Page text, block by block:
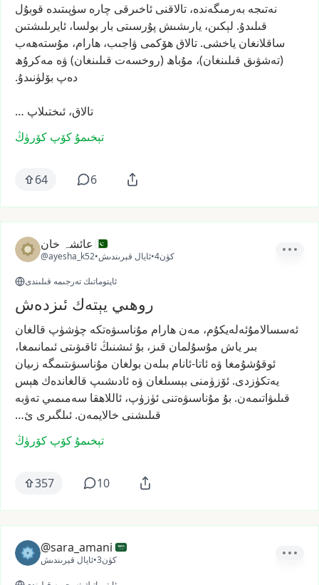
نەتىجە بەرمىگەندە، تالاقنى ئاخىرقى چارە سۈپىتىدە قوبۇل
قىلىدۇ. لېكىن، يارىشىش پۇرسىتى بار بولسا، ئايرىلىشتىن
ساقلانغان ياخشى. تالاقھۆكمى ۋاجىب، ھارام، مۇستەھەب
(تەشۋىق قىلىنغان)، مۇباھ (روخسەت قىلىنغان) ۋە مەكرۇھ
دەپ بۆلۈنىدۇ.
تالاق، ئىختىلاپ …
تېخىمۇ كۆپ كۆرۈڭ
64 6
عائشہ خان
@ayesha_k52•ئايال قېرىندىش• 4كۈن
ئاپتوماتىك تەرجىمە قىلىندى
روھىي يېتەك ئىزدەش
ئەسسالامۇئەلەيكۇم، مەن ھارام مۇناسىۋەتكە چۈشۈپ قالغان
بىر ياش مۇسۇلمان قىز، بۇ ئىشنىڭ ئاقىۋىتى ئىمانىمغا،
ئوقۇشۇمغا ۋە ئاتا-ئانام بىلەن بولغان مۇناسىۋىتىمگە زىيان
يەتكۈزدى. ئۆزۈمنى بېسىلغان ۋە ئادىشىپ قالغاندەك ھېس
قىلىۋاتىمەن. بۇ مۇناسىۋەتنى ئۈزۈپ، ئاللاھقا سەمىمىي تەۋبە
قىلىشنى خالايمەن. ئىلگىرى ئ…
تېخىمۇ كۆپ كۆرۈڭ
357 10
@sara_amani
ئايال قېرىندىش• 3كۈن